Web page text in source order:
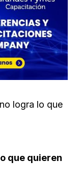
logra lo que
que quieren